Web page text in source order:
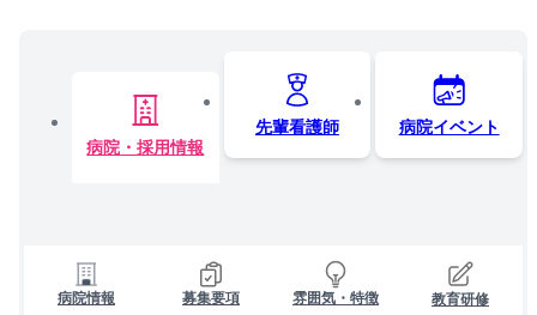
病院・採用情報
先輩看護師 病院イベント
病院情報 募集要項 雰囲気・特徴 教育研修